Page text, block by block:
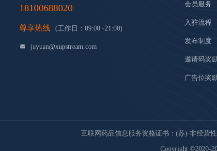
18100688020
尊享热线 (工作日：09:00 -21:00)
juyuan@xupstream.com
会员服务
入驻流程
发布制度
邀请码奖
广告位奖
互联网药品信息服务资格证书：(苏)-非经营性
Copyright ©2020-